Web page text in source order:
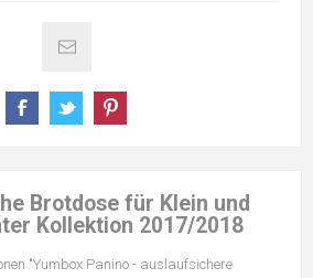
Brotdose für Klein und
Kollektion 2017/2018
"Yumbox Panino - auslaufsichere